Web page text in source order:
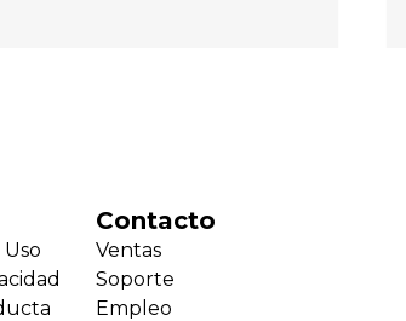
Contacto
Ventas
Soporte
Empleo